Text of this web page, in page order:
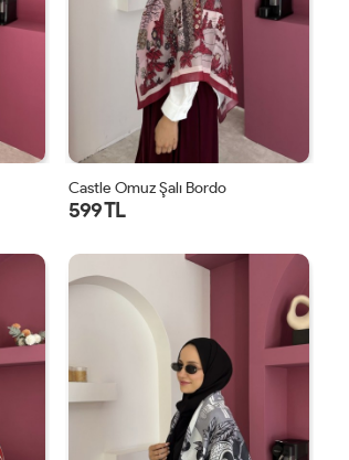
STD
Castle Omuz Şalı Bordo
599 TL